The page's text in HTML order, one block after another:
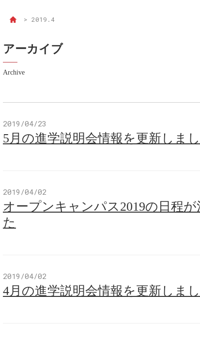
> 2019.4
アーカイブ
Archive
2019/04/23
5月の進学説明会情報を更新しま
2019/04/02
オープンキャンパス2019の日程が
た
2019/04/02
4月の進学説明会情報を更新しま